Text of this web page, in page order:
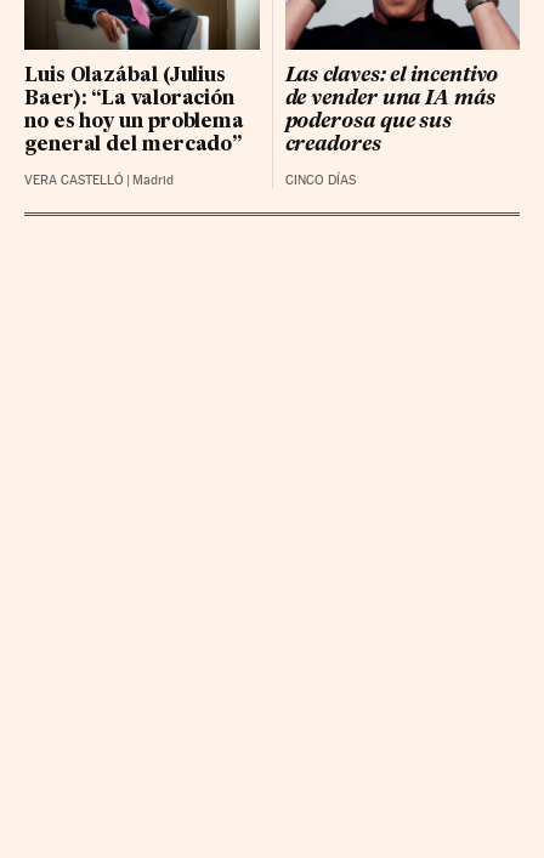
LOGISTA INTEGRAL BR 36.7 (0.34%)
NATURGY GRP BR 28.72 (-0.06%)
Luis Olazábal (Julius
Baer): “La valoración
no es hoy un problema
general del mercado”
VERA CASTELLÓ Madrid
Las claves: el incentivo
de vender una IA más
poderosa que sus
creadores
CINCO DÍAS